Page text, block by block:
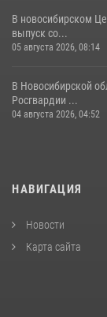
В новосибирском
выпуск со...
05 августа 2026, 08:14
В Новосибирской
Росгвардии ...
04 августа 2026, 04:52
НАВИГАЦИЯ
Новости
Карта сайта